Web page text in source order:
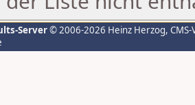
Server© 2006-2026 Heinz Herzog,